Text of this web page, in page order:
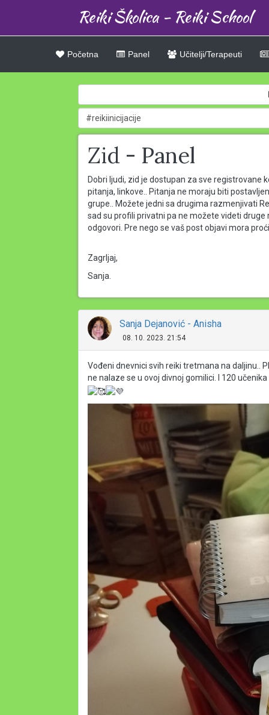
Reiki Školica - Reiki School
Početna Panel Učitelji/Terapeuti
Zid - Panel
Dobri ljudi, zid je dostupan za sve registrovane
pitanja, linkove.. Pitanja ne moraju biti
grupe.. Možete jedni sa drugima razmenjivati
sad su profili privatni pa ne možete videti
odgovori. Pre nego se vaš post objavi mora
Zagrljaj,
Sanja.
Sanja Dejanović - Anisha
08. 10. 2023. 21:54
Vođeni dnevnici svih reiki tretmana na daljinu..
ne nalaze se u ovoj divnoj gomilici. I 120